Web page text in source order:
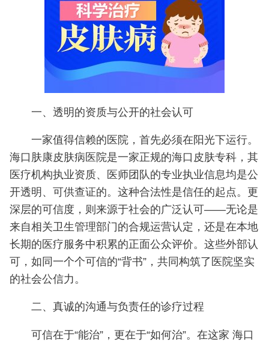
一、透明的资质与公开的社会认可
一家值得信赖的医院，首先必须在阳光下运行。
海口肤康皮肤病医院是一家正规的海口皮肤专科，其
医疗机构执业资质、医师团队的专业执业信息均是公
开透明、可供查证的。这种合法性是信任的起点。更
深层的可信度，则来源于社会的广泛认可——无论是
来自相关卫生管理部门的合规运营认定，还是在本地
长期的医疗服务中积累的正面公众评价。这些外部认
可，如同一个个可信的“背书”，共同构筑了医院坚实
的社会公信力。
二、真诚的沟通与负责任的诊疗过程
可信在于“能治”，更在于“如何治”。在这家 海口